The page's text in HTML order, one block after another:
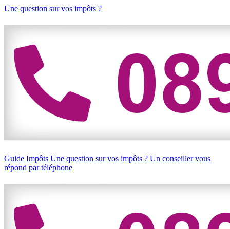
Une question sur vos impôts ?
Guide Impôts Une question sur vos impôts ? Un conseiller vous
répond par téléphone